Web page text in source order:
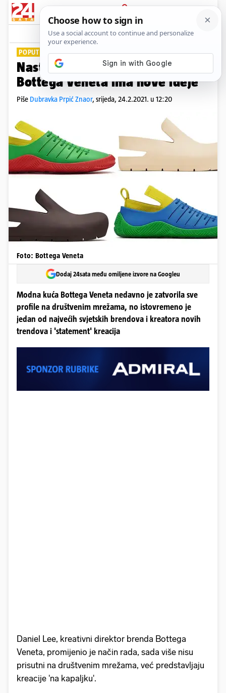
PRIJAVA
Lifestyle Komentari
POPUT PAPUČA
Nastavak ere 'ružnih' cipela:
Bottega Veneta ima nove ideje
Piše Dubravka Prpić Znaor, srijeda, 24.2.2021. u 12:20
Foto: Bottega Veneta
Dodaj 24sata među omiljene izvore na Googleu
Modna kuća Bottega Veneta nedavno je zatvorila sve
profile na društvenim mrežama, no istovremeno je
jedan od najvećih svjetskih brendova i kreatora novih
trendova i 'statement' kreacija
Daniel Lee, kreativni direktor brenda Bottega
Veneta, promijenio je način rada, sada više nisu
prisutni na društvenim mrežama, već predstavljaju
kreacije 'na kapaljku'.